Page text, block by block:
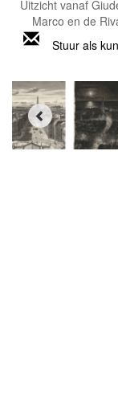
Uitzicht vanaf
Marco en de
Stuur als